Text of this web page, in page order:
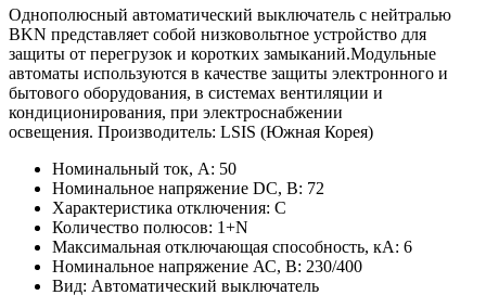
Однополюсный автоматический выключатель с нейтралью
BKN представляет собой низковольтное устройство для
защиты от перегрузок и коротких замыканий.Модульные
автоматы используются в качестве защиты электронного и
бытового оборудования, в системах вентиляции и
кондиционирования, при электроснабжении
освещения. Производитель: LSIS (Южная Корея)
Номинальный ток, А: 50
Номинальное напряжение DC, В: 72
Характеристика отключения: C
Количество полюсов: 1+N
Максимальная отключающая способность, кА: 6
Номинальное напряжение АС, В: 230/400
Вид: Автоматический выключатель